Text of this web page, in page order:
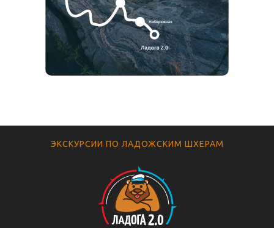
ЭКСКУРСИИ ПО ЛАДОЖСКИМ ШХЕРАМ